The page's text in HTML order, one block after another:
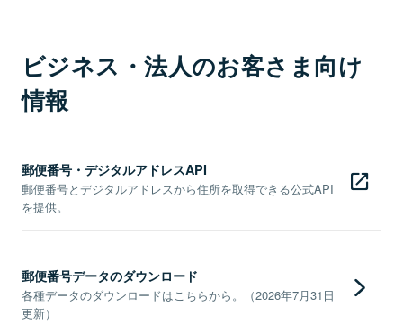
ビジネス・法人のお客さま向け
情報
郵便番号・デジタルアドレスAPI
郵便番号とデジタルアドレスから住所を取得できる公式API
を提供。
郵便番号データのダウンロード
各種データのダウンロードはこちらから。（2026年7月31日
更新）